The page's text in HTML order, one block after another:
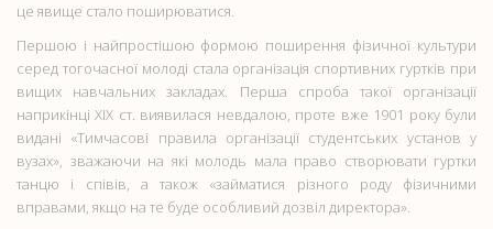
це явище стало поширюватися.
Першою і найпростішою формою поширення фізичної культури
серед тогочасної молоді стала організація спортивних гуртків при
вищих навчальних закладах. Перша спроба такої організації
наприкінці ХІХ ст. виявилася невдалою, проте вже 1901 року були
видані «Тимчасові правила організації студентських установ у
вузах», зважаючи на які молодь мала право створювати гуртки
танцю і співів, а також «займатися різного роду фізичними
вправами, якщо на те буде особливий дозвіл директора».